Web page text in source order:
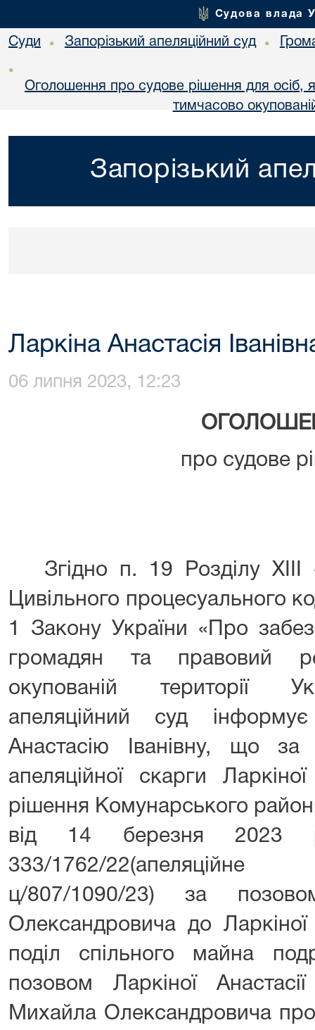
Судова влада
Суди • Запорізький апеляційний суд •
•
Оголошення про судове рішення для осіб,
тимчасово
Запорізький
Ларкіна Анастасія
06 липня 2023, 12:23
про судове
Згідно п. 19 Розділу XIII
Цивільного процесуального
1 Закону України «Про
громадян та правовий
окупованій території
апеляційний суд інформує
Анастасію Іванівну, що за
апеляційної скарги
рішення Комунарського
від 14 березня
333/1762/
ц/807/1090/23) за
Олександровича до Ларкіної
поділ спільного майна
позовом Ларкіної
Михайла Олександровича